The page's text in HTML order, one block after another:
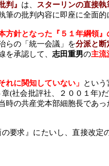
判』 は、 スターリンの直接執
筆の批判内容に即座に全面的
方針となった『５１年綱領』
らの「統一会議」を分派と断
を承認して、 志田重男の主流
れに関知していない」 という
章(社会批評社、２００１年)
時の共産党本部細胞長であっ
要求』にたいし、直接改定